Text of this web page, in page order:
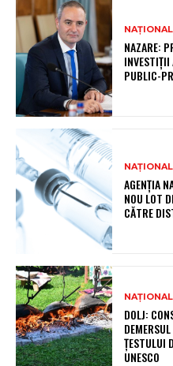
NAȚIONAL
NAZARE:
INVESTIȚII
PUBLIC-
NAȚIONAL
AGENȚIA
NOU LOT
CĂTRE
NAȚIONAL
DOLJ:
ȚESTULUI
UNESCO